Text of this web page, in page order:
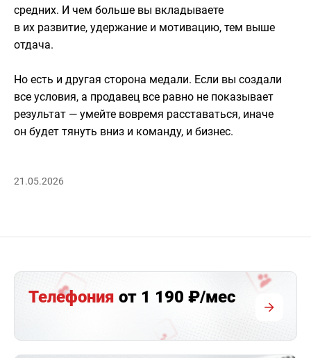
средних. И чем больше вы вкладываете
в их развитие, удержание и мотивацию, тем выше
отдача.
Но есть и другая сторона медали. Если вы создали
все условия, а продавец все равно не показывает
результат — умейте вовремя расставаться, иначе
он будет тянуть вниз и команду, и бизнес.
21.05.2026
Телефония от 1 190 ₽/мес